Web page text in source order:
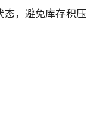
态，避免库存积压